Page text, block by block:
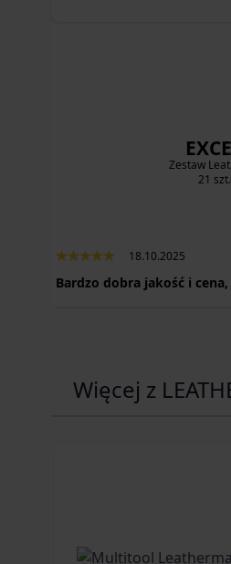
Zestaw
21
18.10.2025
Bardzo dobra jakość i
Więcej z